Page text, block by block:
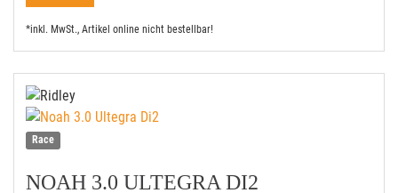
*inkl. MwSt., Artikel online nicht bestellbar!
Race
NOAH 3.0 ULTEGRA DI2